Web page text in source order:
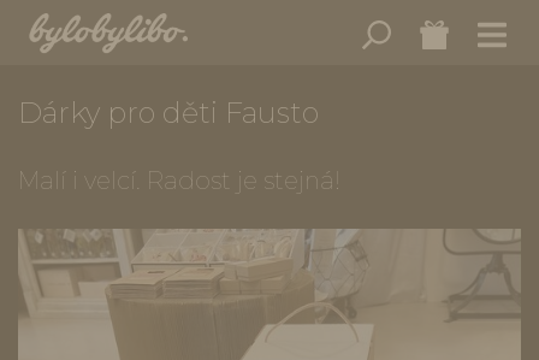
Dárky pro děti Fausto
Malí i velcí. Radost je stejná!